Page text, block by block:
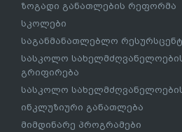
ზოგადი განათლების რეფორმა
სკოლები
საგანმანათლებლო
სასკოლო
გრიფირება
სასკოლო
ინკლუზიური განათლება
მიმდინარე პროგრამები